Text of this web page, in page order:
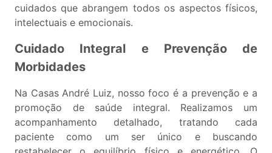
cuidados que abrangem todos os aspectos físicos,
intelectuais e emocionais.
Cuidado Integral e Prevenção de
Morbidades
Na Casas André Luiz, nosso foco é a prevenção e a
promoção de saúde integral. Realizamos um
acompanhamento detalhado, tratando cada
paciente como um ser único e buscando